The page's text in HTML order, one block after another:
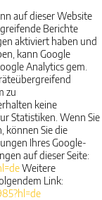
auf dieser Website
Berichte
aktiviert haben und
kann Google
Analytics gem.
zu
keine
Statistiken. Wenn Sie
können Sie die
Ihres Google-
auf dieser Seite:
Weitere
Link:
?hl=de